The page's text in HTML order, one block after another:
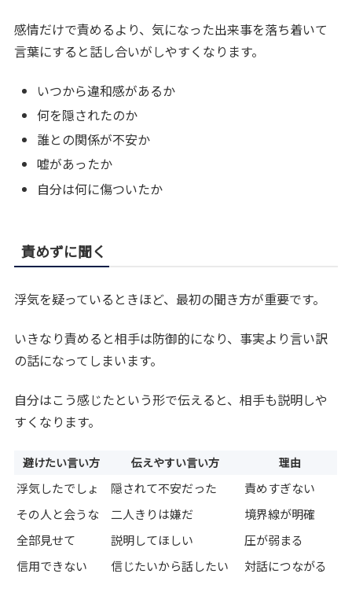
感情だけで責めるより、気になった出来事を落ち着いて
言葉にすると話し合いがしやすくなります。
いつから違和感があるか
何を隠されたのか
誰との関係が不安か
嘘があったか
自分は何に傷ついたか
責めずに聞く
浮気を疑っているときほど、最初の聞き方が重要です。
いきなり責めると相手は防御的になり、事実より言い訳
の話になってしまいます。
自分はこう感じたという形で伝えると、相手も説明しや
すくなります。
避けたい言い方 伝えやすい言い方 理由
浮気したでしょ 隠されて不安だった
責めすぎない
その人と会うな
二人きりは嫌だ
境界線が明確
全部見せて
説明してほしい
圧が弱まる
信用できない
信じたいから話したい 対話につながる